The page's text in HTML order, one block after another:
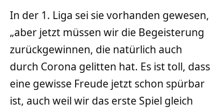
In der 1. Liga sei sie vorhanden gewesen,
„aber jetzt müssen wir die Begeisterung
zurückgewinnen, die natürlich auch
durch Corona gelitten hat. Es ist toll, dass
eine gewisse Freude jetzt schon spürbar
ist, auch weil wir das erste Spiel gleich